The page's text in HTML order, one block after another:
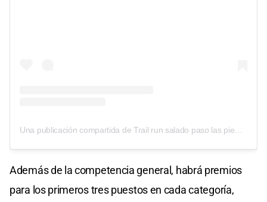
Además de la competencia general, habrá premios
para los primeros tres puestos en cada categoría,